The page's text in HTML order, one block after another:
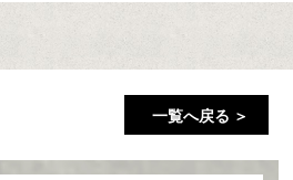
一覧へ戻る ＞